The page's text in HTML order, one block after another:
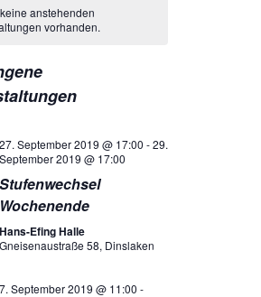
anstehenden
vorhanden.
27. September 2019 @ 17:00 -29.
September 2019 @ 17:00
Stufenwechsel
Wochenende
Hans-Efing Halle
Gneisenaustraße 58, Dinslaken
7. September 2019 @ 11:00 -